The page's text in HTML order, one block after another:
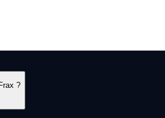
?